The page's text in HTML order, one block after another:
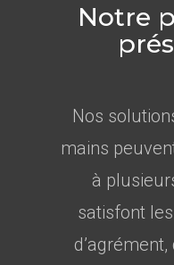
Notre
Nos
mains
à
satisfont